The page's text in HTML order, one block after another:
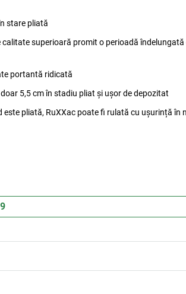
stare pliată
calitate superioară promit o perioadă îndelungată
portantă ridicată
5,5 cm în stadiu pliat și ușor de depozitat
este pliată, RuXXac poate fi rulată cu ușurință în